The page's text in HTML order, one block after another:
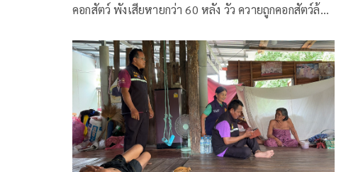
คอกสัตว์ พังเสียหายกว่า 60 หลัง วัว ควายถูกคอกสัตว์ล้ม
กระหน่ำฟ้าคะนองต้องหมอบหลบในโรงเก็บฟาง สวด
ภาวนาขอให้ปลอดภัยเผยเกิดมาเพิ่งเคยเจอ นอภ. และ
นายกฯ รุดตรวจสอบความเสียหาย เร่งให้ความช่วยเหลือ
ผู้ประสบภัย